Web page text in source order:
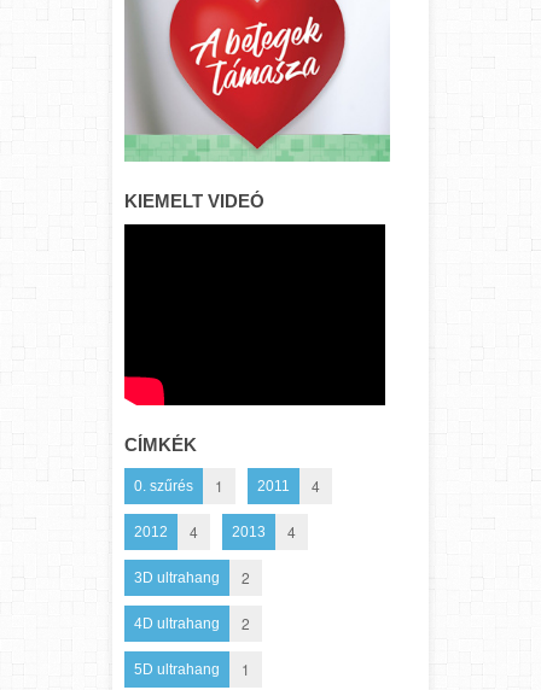
KIEMELT VIDEÓ
CÍMKÉK
0. szűrés 1 2011 4
2012 4 2013 4
3D ultrahang 2
4D ultrahang 2
5D ultrahang 1